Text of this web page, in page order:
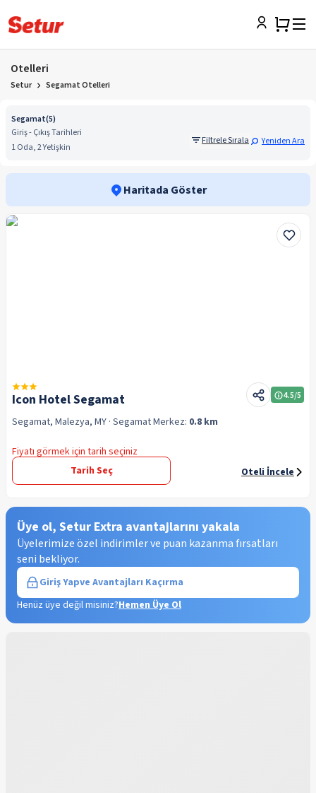
Otelleri
Setur Segamat Otelleri
Segamat(5)
Giriş - Çıkış Tarihleri
1 Oda, 2 Yetişkin
Filtrele Sırala Yeniden Ara
Haritada Göster
Icon Hotel Segamat 4.5/5
Segamat, Malezya, MY · SegamatMerkez: 0.8 km
Fiyatı görmek için tarih seçiniz
Tarih Seç
Oteli İncele
Üye ol, Setur Extra avantajlarını yakala
Üyelerimize özel indirimler ve puan kazanma fırsatları
seni bekliyor.
Giriş Yapve Avantajları Kaçırma
Henüz üye değil misiniz?Hemen Üye Ol